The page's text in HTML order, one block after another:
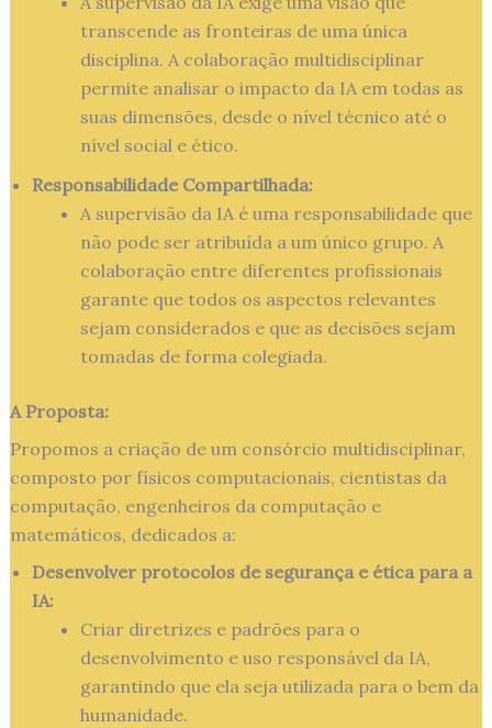
transcende as fronteiras de uma única
disciplina. A colaboração multidisciplinar
permite analisar o impacto da IA em todas as
suas dimensões, desde o nível técnico até o
nível social e ético.
Responsabilidade Compartilhada:
A supervisão da IA é uma responsabilidade que
não pode ser atribuída a um único grupo. A
colaboração entre diferentes profissionais
garante que todos os aspectos relevantes
sejam considerados e que as decisões sejam
tomadas de forma colegiada.
A Proposta:
Propomos a criação de um consórcio multidisciplinar,
composto por físicos computacionais, cientistas da
computação, engenheiros da computação e
matemáticos, dedicados a:
Desenvolver protocolos de segurança e ética para a
IA:
Criar diretrizes e padrões para o
desenvolvimento e uso responsável da IA,
garantindo que ela seja utilizada para o bem da
humanidade.